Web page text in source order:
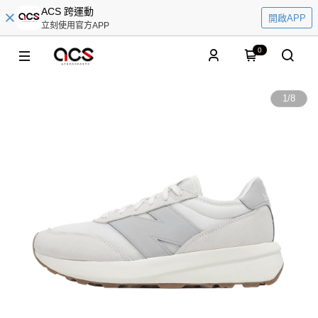
ACS 跨運動
立刻使用官方APP
開啟APP
0
1/8